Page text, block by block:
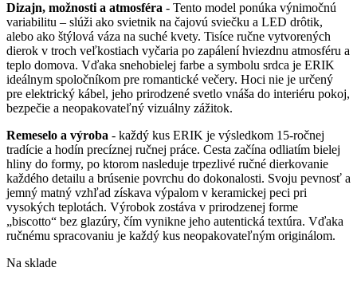
produktu.
Dizajn, možnosti a atmosféra - Tento model ponúka výnimočnú
variabilitu – slúži ako svietnik na čajovú sviečku a LED drôtik,
alebo ako štýlová váza na suché kvety. Tisíce ručne vytvorených
dierok v troch veľkostiach vyčaria po zapálení hviezdnu atmosféru a
teplo domova. Vďaka snehobielej farbe a symbolu srdca je ERIK
ideálnym spoločníkom pre romantické večery. Hoci nie je určený
pre elektrický kábel, jeho prirodzené svetlo vnáša do interiéru pokoj,
bezpečie a neopakovateľný vizuálny zážitok.
Remeselo a výroba - každý kus ERIK je výsledkom 15-ročnej
tradície a hodín precíznej ručnej práce. Cesta začína odliatím bielej
hliny do formy, po ktorom nasleduje trpezlivé ručné dierkovanie
každého detailu a brúsenie povrchu do dokonalosti. Svoju pevnosť a
jemný matný vzhľad získava výpalom v keramickej peci pri
vysokých teplotách. Výrobok zostáva v prirodzenej forme
„biscotto“ bez glazúry, čím vynikne jeho autentická textúra. Vďaka
ručnému spracovaniu je každý kus neopakovateľným originálom.
Na sklade